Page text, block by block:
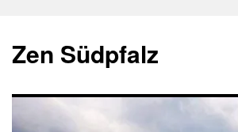
springen
Zen Südpfalz